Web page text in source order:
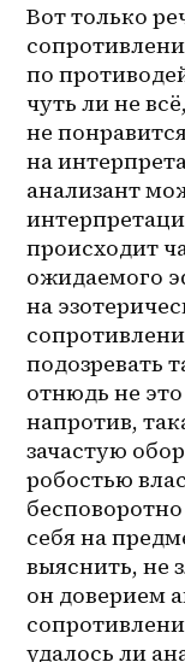
Вот только
по
чуть ли не
не
на
анализант
происходит
ожидаемого
на
подозревать
отнюдь не
напротив,
зачастую
робостью
бесповоротно
себя на
выяснить, не
он доверием
удалось ли